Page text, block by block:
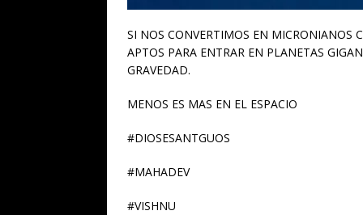
SI NOS CONVERTIMOS EN MICRONIANOS
APTOS PARA ENTRAR EN PLANETAS
GRAVEDAD.
MENOS ES MAS EN EL ESPACIO
#DIOSESANTGUOS
#MAHADEV
#VISHNU